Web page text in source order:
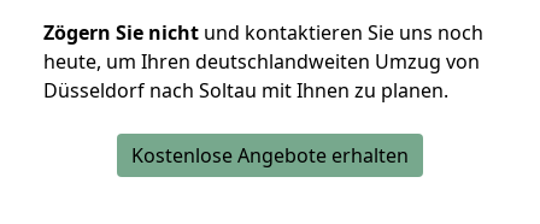
Zögern Sie nicht und kontaktieren Sie uns noch
heute, um Ihren deutschlandweiten Umzug von
Düsseldorf nach Soltau mit Ihnen zu planen.
Kostenlose Angebote erhalten